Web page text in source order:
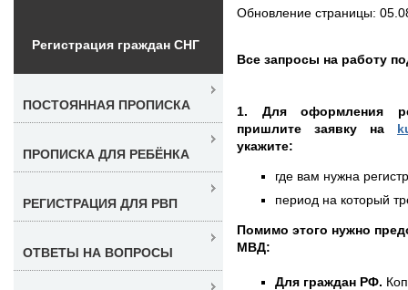
Обновление страницы:
Все запросы на работу
1. Для оформления
пришлите заявку на
укажите:
где вам нужна
период на который
Помимо этого нужно
МВД:
Для граждан РФ.
Регистрация граждан СНГ
ПОСТОЯННАЯ ПРОПИСКА
ПРОПИСКА ДЛЯ РЕБЁНКА
РЕГИСТРАЦИЯ ДЛЯ РВП
ОТВЕТЫ НА ВОПРОСЫ